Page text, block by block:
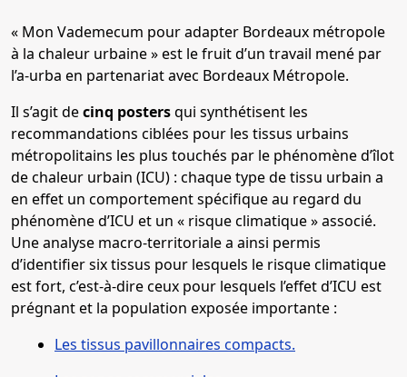
« Mon Vademecum pour adapter Bordeaux métropole
à la chaleur urbaine » est le fruit d’un travail mené par
l’a-urba en partenariat avec Bordeaux Métropole.
Il s’agit decinq postersqui synthétisent les
recommandations ciblées pour les tissus urbains
métropolitains les plus touchés par le phénomène d’îlot
de chaleur urbain (ICU) : chaque type de tissu urbain a
en effet un comportement spécifique au regard du
phénomène d’ICU et un « risque climatique » associé.
Une analyse macro-territoriale a ainsi permis
d’identifier six tissus pour lesquels le risque climatique
est fort, c’est-à-dire ceux pour lesquels l’effet d’ICU est
prégnant et la population exposée importante :
Les tissus pavillonnaires compacts.